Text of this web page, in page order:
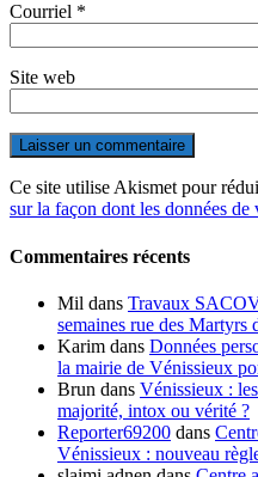
Courriel *
Site web
Ce site utilise Akismet pour
sur la façon dont les données de
Commentaires récents
Mil dans Travaux
semaines rue des Martyrs
Karim dans Données
la mairie de Vénissieux
Brun dans Vénissieux :
majorité, intox ou vérité ?
Reporter69200 dans
Vénissieux : nouveau